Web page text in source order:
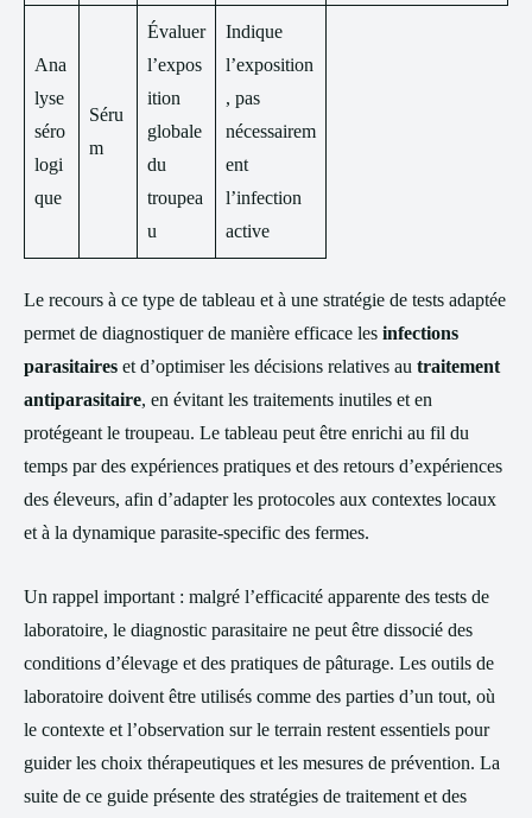
Ana
lyse
séro
logi
que
Séru
m
Évaluer
l’expos
ition
globale
du
troupea
u
Indique
l’exposition
, pas
nécessairem
ent
l’infection
active
Le recours à ce type de tableau et à une stratégie de tests adaptée
permet de diagnostiquer de manière efficace les infections
parasitaires et d’optimiser les décisions relatives au traitement
antiparasitaire, en évitant les traitements inutiles et en
protégeant le troupeau. Le tableau peut être enrichi au fil du
temps par des expériences pratiques et des retours d’expériences
des éleveurs, afin d’adapter les protocoles aux contextes locaux
et à la dynamique parasite-specific des fermes.
Un rappel important : malgré l’efficacité apparente des tests de
laboratoire, le diagnostic parasitaire ne peut être dissocié des
conditions d’élevage et des pratiques de pâturage. Les outils de
laboratoire doivent être utilisés comme des parties d’un tout, où
le contexte et l’observation sur le terrain restent essentiels pour
guider les choix thérapeutiques et les mesures de prévention. La
suite de ce guide présente des stratégies de traitement et des